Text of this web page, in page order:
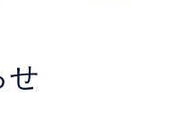
せ